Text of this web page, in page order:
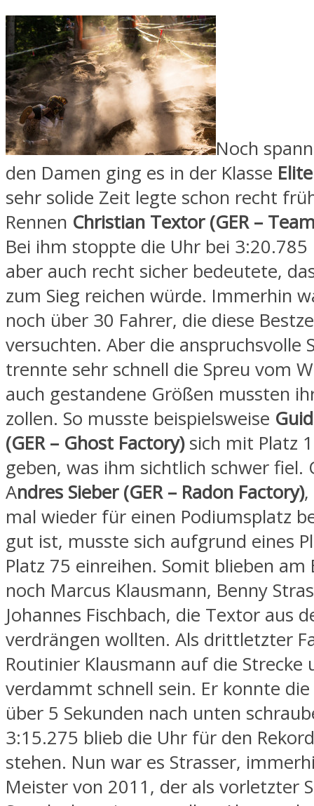
Noch
den Damen ging es in der Klasse
sehr solide Zeit legte schon recht
Rennen Christian Textor (GER –
Bei ihm stoppte die Uhr bei 3:20.785
aber auch recht sicher bedeutete,
zum Sieg reichen würde. Immerhin
noch über 30 Fahrer, die diese
versuchten. Aber die anspruchsvolle
trennte sehr schnell die Spreu vom
auch gestandene Größen mussten
zollen. So musste beispielsweise
(GER – Ghost Factory)sich mit Platz
geben, was ihm sichtlich schwer fiel.
Andres Sieber (GER – Radon Factory),
mal wieder für einen Podiumsplatz
gut ist, musste sich aufgrund eines
Platz 75 einreihen. Somit blieben am
noch Marcus Klausmann, Benny
Johannes Fischbach, die Textor aus
verdrängen wollten. Als drittletzter
Routinier Klausmann auf die Strecke
verdammt schnell sein. Er konnte
über 5 Sekunden nach unten
3:15.275 blieb die Uhr für den
stehen. Nun war es Strasser,
Meister von 2011, der als vorletzter